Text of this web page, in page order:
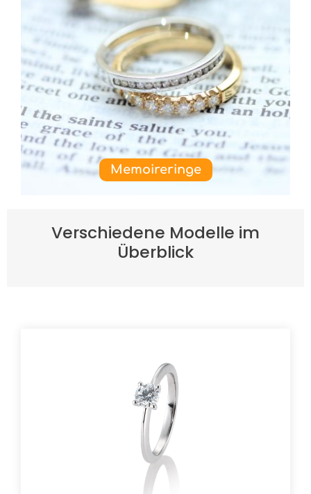
Memoireringe
Verschiedene Modelle im
Überblick